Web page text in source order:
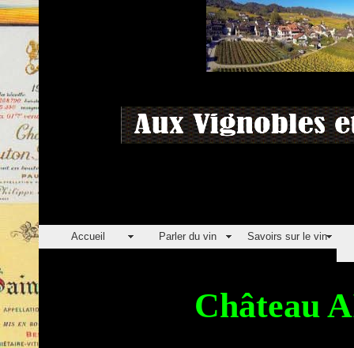
Accueil Parler du vin Savoirs sur le vin
Château